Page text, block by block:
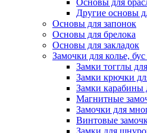
Основы для
Другие основы
Основы для запонок
Основы для брелока
Основы для закладок
Замочки для колье,
Замки тогглы
Замки крючки
Замки карабины
Магнитные
Замочки для
Винтовые